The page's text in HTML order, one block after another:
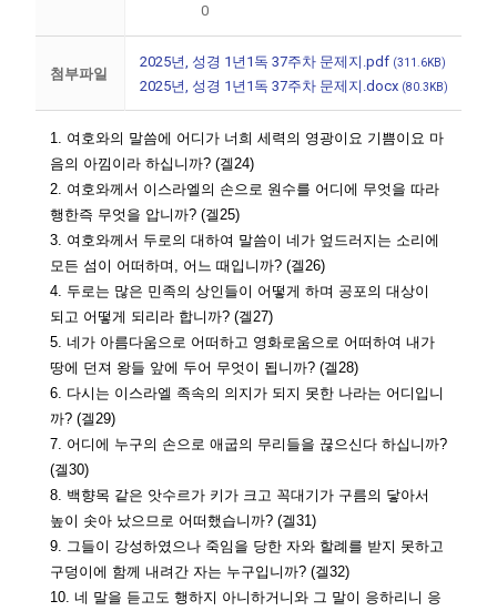
첨부파일
2025년, 성경 1년1독 37주차 문제지.pdf (311.6KB)
2025년, 성경 1년1독 37주차 문제지.docx (80.3KB)
1. 여호와의 말씀에 어디가 너희 세력의 영광이요 기쁨이요 마
음의 아낌이라 하십니까? (겔24)
2. 여호와께서 이스라엘의 손으로 원수를 어디에 무엇을 따라
행한즉 무엇을 압니까? (겔25)
3. 여호와께서 두로의 대하여 말씀이 네가 엎드러지는 소리에
모든 섬이 어떠하며, 어느 때입니까? (겔26)
4. 두로는 많은 민족의 상인들이 어떻게 하며 공포의 대상이
되고 어떻게 되리라 합니까? (겔27)
5. 네가 아름다움으로 어떠하고 영화로움으로 어떠하여 내가
땅에 던져 왕들 앞에 두어 무엇이 됩니까? (겔28)
6. 다시는 이스라엘 족속의 의지가 되지 못한 나라는 어디입니
까? (겔29)
7. 어디에 누구의 손으로 애굽의 무리들을 끊으신다 하십니까?
(겔30)
8. 백향목 같은 앗수르가 키가 크고 꼭대기가 구름의 닿아서
높이 솟아 났으므로 어떠했습니까? (겔31)
9. 그들이 강성하였으나 죽임을 당한 자와 할례를 받지 못하고
구덩이에 함께 내려간 자는 누구입니까? (겔32)
10. 네 말을 듣고도 행하지 아니하거니와 그 말이 응하리니 응